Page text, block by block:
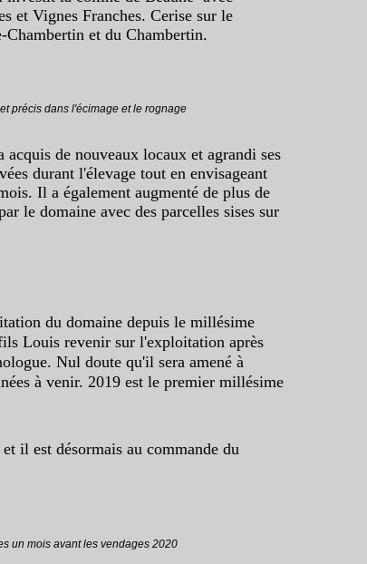
et Vignes Franches. Cerise sur le
et du Chambertin.
précis dans l'écimage et le rognage
de nouveaux locaux et agrandi ses
durant l'élevage tout en envisageant
Il a également augmenté de plus de
le domaine avec des parcelles sises sur
du domaine depuis le millésime
Louis revenir sur l'exploitation après
Nul doute qu'il sera amené à
à venir. 2019 est le premier millésime
il est désormais au commande du
un mois avant les vendages 2020